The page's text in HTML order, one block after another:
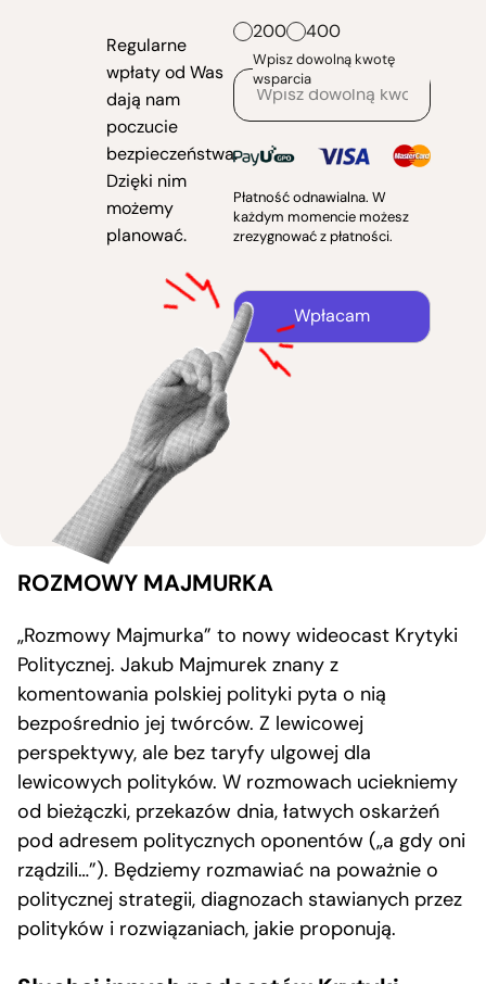
Regularne
wpłaty od Was
dają nam
poczucie
bezpieczeństwa.
Dzięki nim
możemy
planować.
200
400
Wpisz dowolną kwotę
wsparcia
Płatność odnawialna. W
każdym momencie możesz
zrezygnować z płatności.
Wpłacam
ROZMOWY MAJMURKA
„Rozmowy Majmurka” to nowy wideocast Krytyki
Politycznej. Jakub Majmurek znany z
komentowania polskiej polityki pyta o nią
bezpośrednio jej twórców. Z lewicowej
perspektywy, ale bez taryfy ulgowej dla
lewicowych polityków. W rozmowach uciekniemy
od bieżączki, przekazów dnia, łatwych oskarżeń
pod adresem politycznych oponentów („a gdy oni
rządzili…”). Będziemy rozmawiać na poważnie o
politycznej strategii, diagnozach stawianych przez
polityków i rozwiązaniach, jakie proponują.